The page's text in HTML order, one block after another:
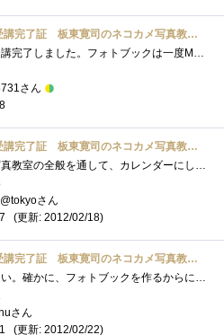
完了証 板東寛司のネコカメ写真教室パート2
上級編の受講完了しました。フォトブックは一度MacのiPhotoから作成したことがあります。やっぱり形として残るのは良いですよね。問題はそれな�...
さん
完了証 板東寛司のネコカメ写真教室パート2
ネコカメ写真教室の全般を通して、カレンダーにしろスライドショーにしろ、今回の写真集などは特に撮影時からテーマを決めて撮ることが重要�...
さん
(更新: 2012/02/18)
完了証 板東寛司のネコカメ写真教室パート2
これは難しい。確かに、フォトブックを作るからにはテーマがいる。しかしこういうのって、例もそうだけど、今まで撮った写真からテーマを決�...
さん
(更新: 2012/02/22)